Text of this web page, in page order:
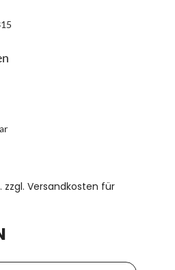
zzgl. Versandkosten für